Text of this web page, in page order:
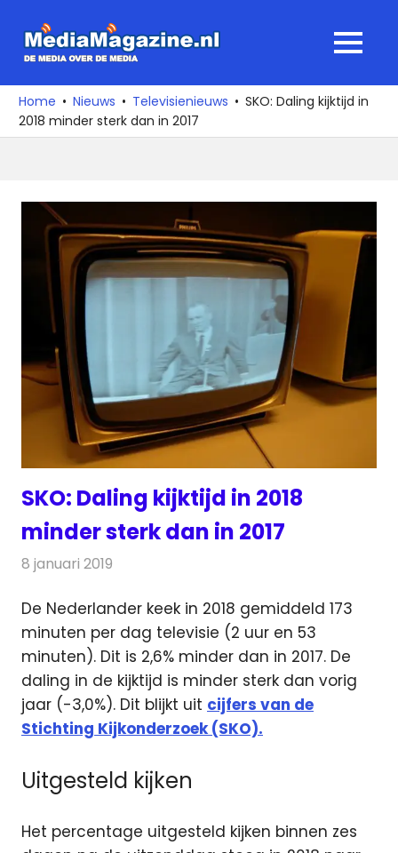
naar
media
over
de
MENU
Home Nieuws Televisienieuws
SKO: Daling kijktijd in
2018 minder sterk dan in 2017
SKO: Daling kijktijd in 2018
minder sterk dan in 2017
8 januari 2019
De Nederlander keek in 2018 gemiddeld 173
minuten per dag televisie (2 uur en 53
minuten). Dit is 2,6% minder dan in 2017. De
daling in de kijktijd is minder sterk dan vorig
jaar (-3,0%). Dit blijkt uit cijfers van de
Stichting Kijkonderzoek (SKO).
Uitgesteld kijken
Het percentage uitgesteld kijken binnen zes